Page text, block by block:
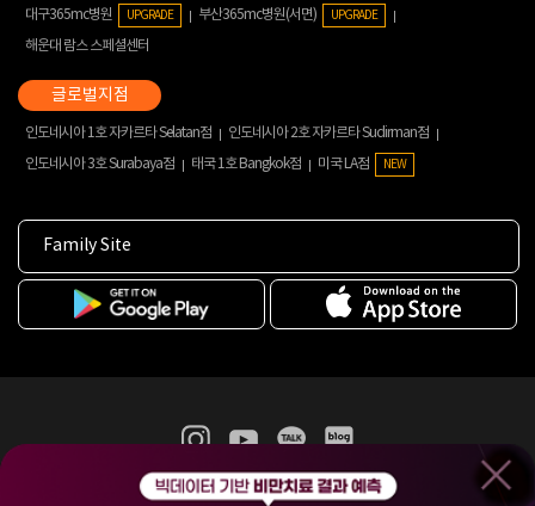
대구365mc병원 UPGRADE 부산365mc병원(서면) UPGRADE
해운대 람스 스페셜센터
인도네시아 1호 자카르타 Selatan점
인도네시아 2호 자카르타 Sudirman점
인도네시아 3호 Surabaya점
태국 1호 Bangkok점 미국 LA점 NEW
Family Site
365mc 병·의원 이용약관
홈페이지 이용약관